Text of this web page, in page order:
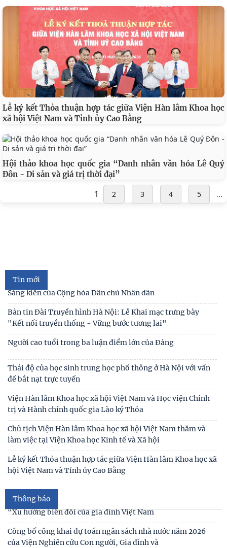
Chủ tịch Viện Hàn lâm Khoa học xã hội Việt Nam thăm và
làm việc tại Viện Khoa học Kinh tế và Xã hội Quốc gia Lào
Lễ ký kết Thỏa thuận hợp tác giữa Viện Hàn lâm Khoa học
xã hội Việt Nam và Tỉnh ủy Cao Bằng
tương lai”
Thường trực Hội đồng Lý luận Trung ương làm việc với
Tiểu ban Văn hóa - Xã hội - Văn học, nghệ thuật nhiệm
Lễ ký kết Thỏa thuận hợp tác giữa Viện Hàn lâm Khoa học